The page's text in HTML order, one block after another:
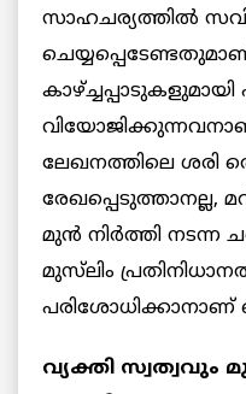
സാഹചര്യത്തില്‍
ലേഖനത്തിലെ ശരി
രേഖപ്പെടുത്താനല്ല,
മുന്‍ നിര്‍ത്തി നടന്ന
മുസ്‌ലിം
പരിശോധിക്കാനാണ്
വ്യക്തി